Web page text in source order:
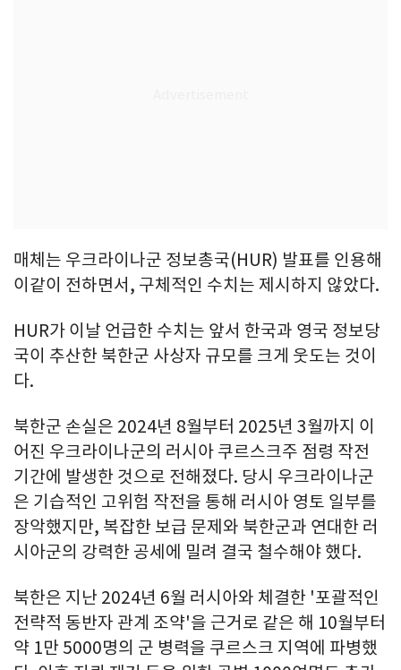
매체는 우크라이나군 정보총국(HUR) 발표를 인용해
이같이 전하면서, 구체적인 수치는 제시하지 않았다.
HUR가 이날 언급한 수치는 앞서 한국과 영국 정보당
국이 추산한 북한군 사상자 규모를 크게 웃도는 것이
다.
북한군 손실은 2024년 8월부터 2025년 3월까지 이
어진 우크라이나군의 러시아 쿠르스크주 점령 작전
기간에 발생한 것으로 전해졌다. 당시 우크라이나군
은 기습적인 고위험 작전을 통해 러시아 영토 일부를
장악했지만, 복잡한 보급 문제와 북한군과 연대한 러
시아군의 강력한 공세에 밀려 결국 철수해야 했다.
북한은 지난 2024년 6월 러시아와 체결한 '포괄적인
전략적 동반자 관계 조약'을 근거로 같은 해 10월부터
약 1만 5000명의 군 병력을 쿠르스크 지역에 파병했